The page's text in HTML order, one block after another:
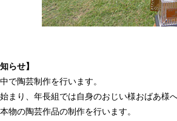
らせ】
で陶芸制作を行います。
まり、年長組では自身のおじい様おばあ様
物の陶芸作品の制作を行います。